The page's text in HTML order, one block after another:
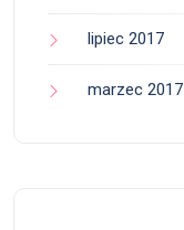
lipiec 2017
marzec 2017